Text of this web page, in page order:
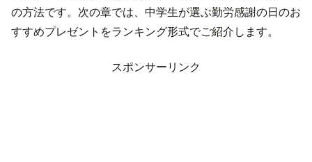
の方法です。次の章では、中学生が選ぶ勤労感謝の日のお
すすめプレゼントをランキング形式でご紹介します。
スポンサーリンク